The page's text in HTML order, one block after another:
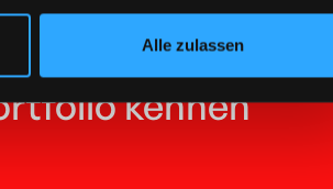
Alle zulassen
kennen